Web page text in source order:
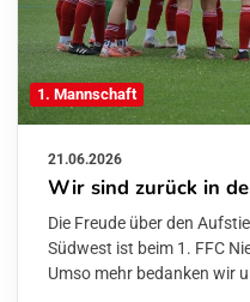
1. Mannschaft
21.06.2026
Wir sind zurück in
Die Freude über den
Südwest ist beim 1. FFC
Umso mehr bedanken wir